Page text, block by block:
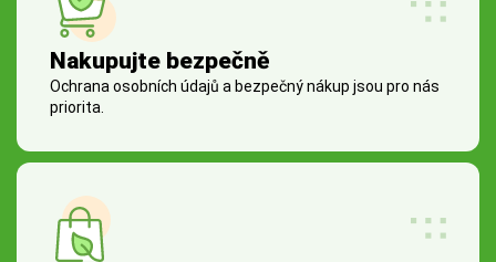
Nakupujte bezpečně
Ochrana osobních údajů a bezpečný nákup jsou pro nás
priorita.